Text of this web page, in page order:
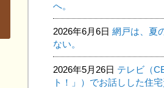
へ。
2026年6月6日 網戸は、夏
ない。
2026年5月26日 テレビ（
ト！」）でお話しした住